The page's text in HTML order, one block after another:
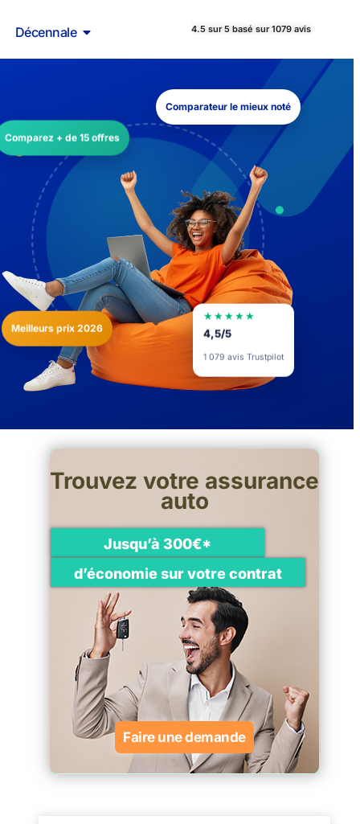
Décennale 4.5 sur 5 basé sur 1079 avis
Comparez + de 15 offres
Meilleurs prix 2026
Comparateur le mieux noté
★★★★★
4,5/5
1 079 avis Trustpilot
Trouvez votre assurance
auto
Jusqu’à 300€*
d’économie sur votre contrat
Faire une demande